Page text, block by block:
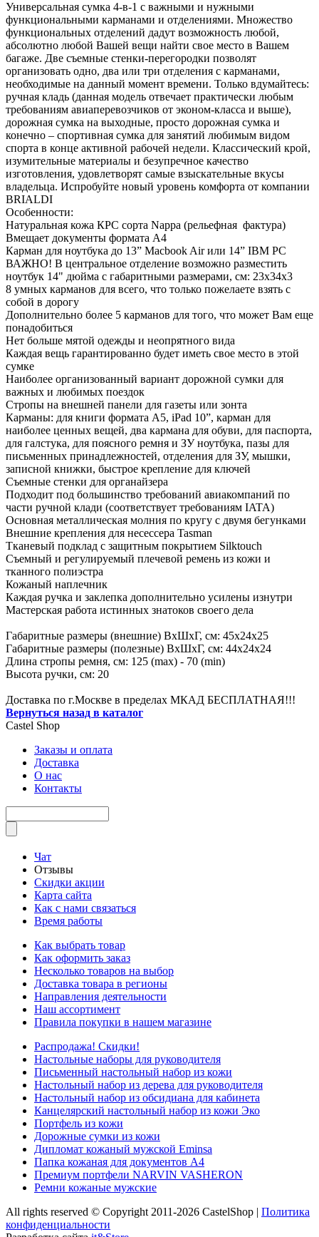
Универсальная сумка 4-в-1 с важными и нужными
функциональными карманами и отделениями. Множество
функциональных отделений дадут возможность любой,
абсолютно любой Вашей вещи найти свое место в Вашем
багаже. Две съемные стенки-перегородки позволят
организовать одно, два или три отделения с карманами,
необходимые на данный момент времени. Только вдумайтесь:
ручная кладь (данная модель отвечает практически любым
требованиям авиаперевозчиков от эконом-класса и выше),
дорожная сумка на выходные, просто дорожная сумка и
конечно – спортивная сумка для занятий любимым видом
спорта в конце активной рабочей недели. Классический крой,
изумительные материалы и безупречное качество
изготовления, удовлетворят самые взыскательные вкусы
владельца. Испробуйте новый уровень комфорта от компании
BRIALDI
Особенности:
Натуральная кожа КРС сорта Nappa (рельефная фактура)
Вмещает документы формата А4
Карман для ноутбука до 13” Macbook Air или 14” IBM PC
ВАЖНО! В центральное отделение возможно разместить
ноутбук 14" дюйма с габаритными размерами, см: 23х34х3
8 умных карманов для всего, что только пожелаете взять с
собой в дорогу
Дополнительно более 5 карманов для того, что может Вам еще
понадобиться
Нет больше мятой одежды и неопрятного вида
Каждая вещь гарантированно будет иметь свое место в этой
сумке
Наиболее организованный вариант дорожной сумки для
важных и любимых поездок
Стропы на внешней панели для газеты или зонта
Карманы: для книги формата А5, iPad 10”, карман для
наиболее ценных вещей, два кармана для обуви, для паспорта,
для галстука, для поясного ремня и ЗУ ноутбука, пазы для
письменных принадлежностей, отделения для ЗУ, мышки,
записной книжки, быстрое крепление для ключей
Съемные стенки для органайзера
Подходит под большинство требований авиакомпаний по
части ручной клади (соответствует требованиям IATA)
Основная металлическая молния по кругу с двумя бегунками
Внешние крепления для несессера Tasman
Тканевый подклад с защитным покрытием Silktouch
Съемный и регулируемый плечевой ремень из кожи и
тканного полиэстра
Кожаный наплечник
Каждая ручка и заклепка дополнительно усилены изнутри
Мастерская работа истинных знатоков своего дела
Габаритные размеры (внешние) ВхШхГ, см: 45х24х25
Габаритные размеры (полезные) ВхШхГ, см: 44х24х24
Длина стропы ремня, см: 125 (max) - 70 (min)
Высота ручки, см: 20
Доставка по г.Москве в пределах МКАД БЕСПЛАТНАЯ!!!
Вернуться назад в каталог
Castel Shop
Заказы и оплата
Доставка
О нас
Контакты
Чат
Отзывы
Скидки акции
Карта сайта
Как с нами связаться
Время работы
Как выбрать товар
Как оформить заказ
Несколько товаров на выбор
Доставка товара в регионы
Направления деятельности
Наш ассортимент
Правила покупки в нашем магазине
Распродажа! Скидки!
Настольные наборы для руководителя
Письменный настольный набор из кожи
Настольный набор из дерева для руководителя
Настольный набор из обсидиана для кабинета
Канцелярский настольный набор из кожи Эко
Портфель из кожи
Дорожные сумки из кожи
Дипломат кожаный мужской Eminsa
Папка кожаная для документов А4
Премиум портфели NARVIN VASHERON
Ремни кожаные мужские
All rights reserved © Copyright 2011-2026 CastelShop | Политика
конфиденциальности